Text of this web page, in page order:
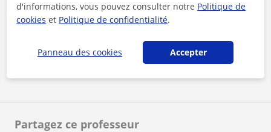
Partagez ce professeur
En cliquant sur l'un des deux boutons, vous acceptez nos
mentions légaleset deconfidentialité
Contacter maintenant
d'informations, vous pouvez consulter notre Politique de
cookies et Politique de confidentialité.
Panneau des cookies Accepter